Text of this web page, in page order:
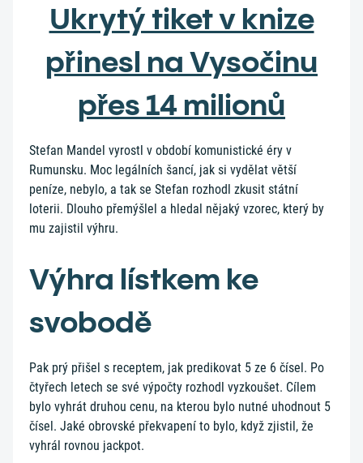
Ukrytý tiket v knize
přinesl na Vysočinu
přes 14 milionů
Stefan Mandel vyrostl v období komunistické éry v
Rumunsku. Moc legálních šancí, jak si vydělat větší
peníze, nebylo, a tak se Stefan rozhodl zkusit státní
loterii. Dlouho přemýšlel a hledal nějaký vzorec, který by
mu zajistil výhru.
Výhra lístkem ke
svobodě
Pak prý přišel s receptem, jak predikovat 5 ze 6 čísel. Po
čtyřech letech se své výpočty rozhodl vyzkoušet. Cílem
bylo vyhrát druhou cenu, na kterou bylo nutné uhodnout 5
čísel. Jaké obrovské překvapení to bylo, když zjistil, že
vyhrál rovnou jackpot.